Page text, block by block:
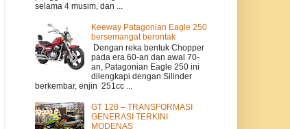
selama 4 musim, dan ...
Keeway Patagonian Eagle 250
bersemangat berontak
Dengan reka bentuk Chopper
pada era 60-an dan awal 70-
an, Patagonian Eagle 250 ini
dilengkapi dengan Silinder
berkembar, enjin 251cc ...
GT 128 – TRANSFORMASI
GENERASI TERKINI
MODENAS